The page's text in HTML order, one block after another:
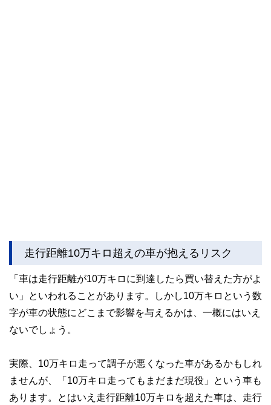
走行距離10万キロ超えの車が抱えるリスク
「車は走行距離が10万キロに到達したら買い替えた方がよ
い」といわれることがあります。しかし10万キロという数
字が車の状態にどこまで影響を与えるかは、一概にはいえ
ないでしょう。
実際、10万キロ走って調子が悪くなった車があるかもしれ
ませんが、「10万キロ走ってもまだまだ現役」という車も
あります。とはいえ走行距離10万キロを超えた車は、走行